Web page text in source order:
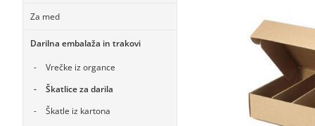
Za med
Darilna embalaža in trakovi
Vrečke iz organce
Škatlice za darila
Škatle iz kartona